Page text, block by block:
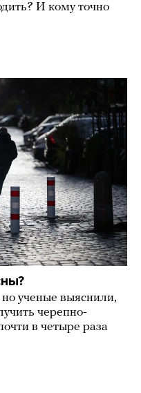
И кому точно
ученые выяснили,
черепно-
в четыре раза